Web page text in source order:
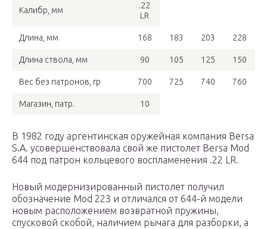
Калибр, мм
.22
LR
Длина, мм 168 183 203 228
Длина ствола, мм 90 105 125 150
Вес без патронов, гр 700 725 740 760
Магазин, патр. 10
В 1982 году аргентинская оружейная компания Bersa
S.A. усовершенствовала свой же пистолет Bersa Mod
644 под патрон кольцевого воспламенения .22 LR.
Новый модернизированный пистолет получил
обозначение Mod 223 и отличался от 644-й модели
новым расположением возвратной пружины,
спусковой скобой, наличием рычага для разборки, а